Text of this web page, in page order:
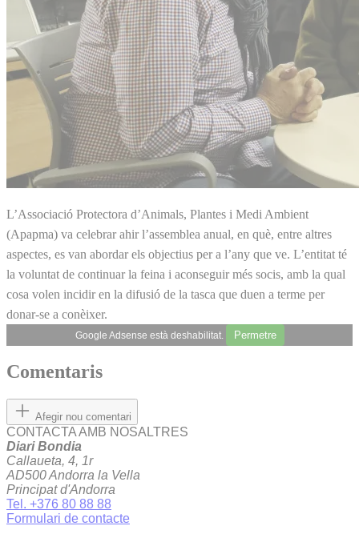
L’Associació Protectora d’Animals, Plantes i Medi Ambient
(Apapma) va celebrar ahir l’assemblea anual, en què, entre altres
aspectes, es van abordar els objectius per a l’any que ve. L’entitat té
la voluntat de continuar la feina i aconseguir més socis, amb la qual
cosa volen incidir en la difusió de la tasca que duen a terme per
donar-se a conèixer.
Google Adsense està deshabilitat. Permetre
Comentaris
Afegir nou comentari
CONTACTA AMB NOSALTRES
Diari Bondia
Callaueta, 4, 1r
AD500 Andorra la Vella
Principat d'Andorra
Tel. +376 80 88 88
Formulari de contacte